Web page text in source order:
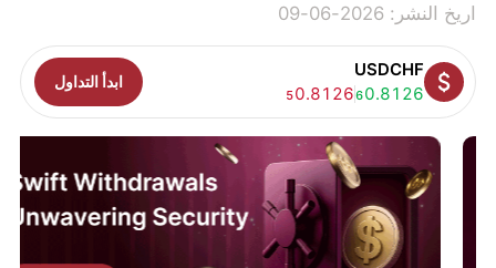
اريخ النشر: 2026-06-09
USDCHF
شراء:
0.8126
6بيع:
0.8126
5
ابدأ التداول